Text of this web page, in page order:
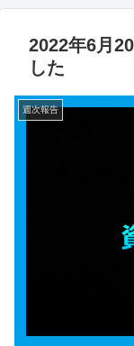
2022年6月
した
週次報告